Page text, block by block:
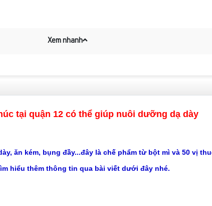
Xem nhanh
tại quận 12 có thể giúp nuôi dưỡng dạ dày
ăn kém, bụng đầy...đây là chế phẩm từ bột mì và 50 vị
hiểu thêm thông tin qua bài viết dưới đây nhé.